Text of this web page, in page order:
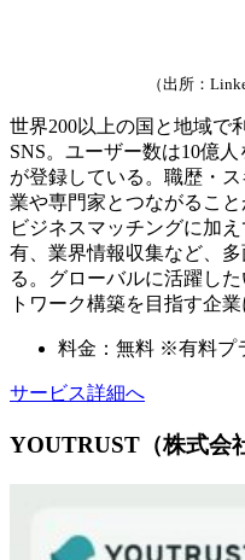
（出所：
世界200以上の国と地域で
SNS。ユーザー数は10億
が登録している。職歴・
業や専門家とつながること
ビジネスマッチングに加
有、業界情報収集など、
る。グローバルに活躍し
トワーク構築を目指す企業
料金：無料 ※有料プ
サービス詳細へ
YOUTRUST（株式会